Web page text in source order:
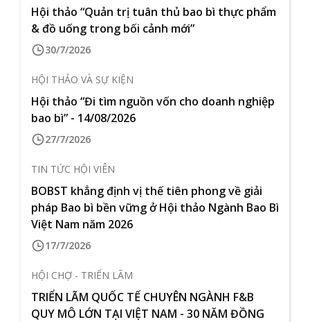
Hội thảo “Quản trị tuân thủ bao bì thực phẩm
& đồ uống trong bối cảnh mới”
30/7/2026
HỘI THẢO VÀ SỰ KIỆN
Hội thảo “Đi tìm nguồn vốn cho doanh nghiệp
bao bì” - 14/08/2026
27/7/2026
TIN TỨC HỘI VIÊN
BOBST khẳng định vị thế tiên phong về giải
pháp Bao bì bền vững ở Hội thảo Ngành Bao Bì
Việt Nam năm 2026
17/7/2026
HỘI CHỢ - TRIỂN LÃM
TRIỂN LÃM QUỐC TẾ CHUYÊN NGÀNH F&B
QUY MÔ LỚN TẠI VIỆT NAM - 30 NĂM ĐỒNG